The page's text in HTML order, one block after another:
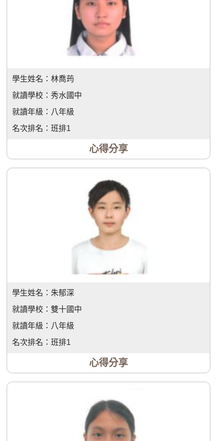
學生姓名： 林喬荺
就讀學校： 秀水國中
就讀年級： 八年級
名次排名： 班排1
心得分享
學生姓名： 朱郁深
就讀學校： 雙十國中
就讀年級： 八年級
名次排名： 班排1
心得分享